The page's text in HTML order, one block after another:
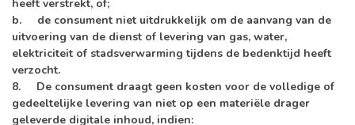
heeft verstrekt, of;
b. de consument niet uitdrukkelijk om de aanvang van de
uitvoering van de dienst of levering van gas, water,
elektriciteit of stadsverwarming tijdens de bedenktijd heeft
verzocht.
8. De consument draagt geen kosten voor de volledige of
gedeeltelijke levering van niet op een materiële drager
geleverde digitale inhoud, indien: